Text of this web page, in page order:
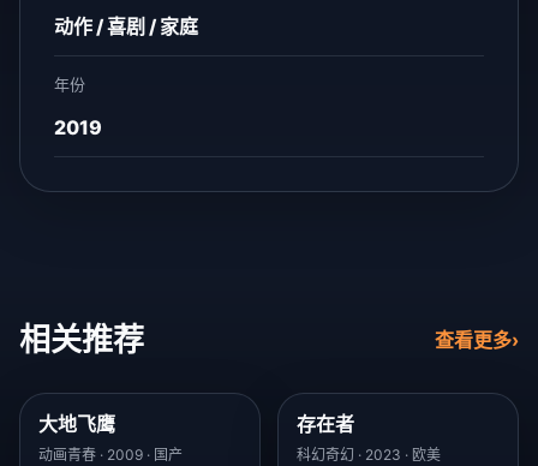
动作 / 喜剧 / 家庭
年份
2019
相关推荐 查看更多›
大地飞鹰
动画青春 · 2009 · 国产
存在者
科幻奇幻 · 2023 · 欧美